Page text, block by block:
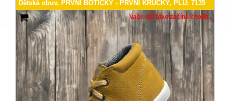
Dětská obuv, PRVNÍ BOTIČKY - PRVNÍ KRŮČKY, PLU: 7135
Vaše děťátko začíná chodit..